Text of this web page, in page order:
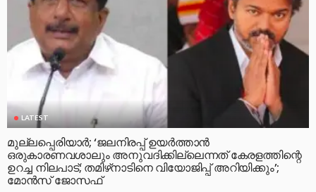
LATEST
മുല്ലപ്പെരിയാര്‍; ‘ജലനിരപ്പ് ഉയര്‍ത്താന്‍
ഒരുകാരണവശാലും അനുവദിക്കില്ലെന്നത് കേരളത്തിന്റെ
ഉറച്ച നിലപാട്; തമിഴ്‌നാടിനെ വിയോജിപ്പ് അറിയിക്കും’;
മോന്‍സ് ജോസഫ്